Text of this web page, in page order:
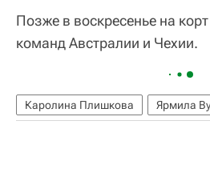
Позже в воскресенье на
команд Австралии и Чехии.
Каролина Плишкова Ярмила